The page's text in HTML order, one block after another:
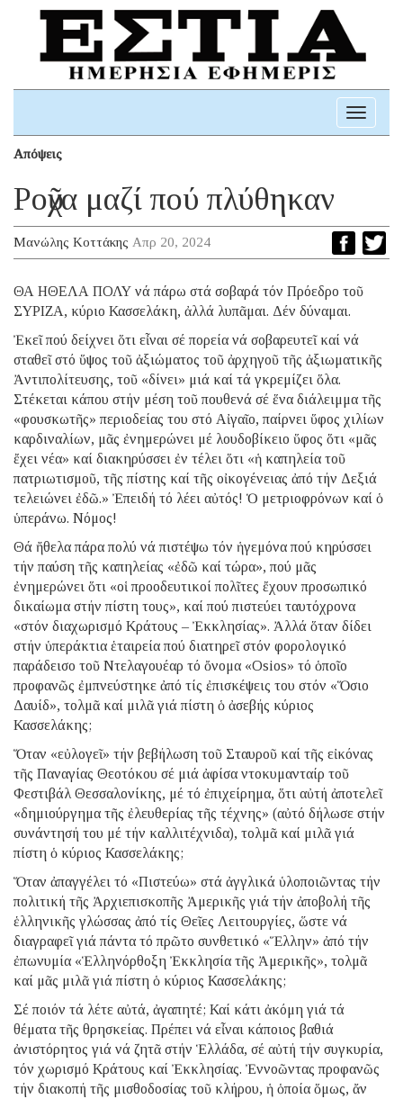
Toggle
Απόψεις
Ροῦχα μαζί πού πλύθηκαν
Μανώλης Κοττάκης Απρ 20, 2024
ΘΑ ΗΘΕΛΑ ΠΟΛΥ νά πάρω στά σοβαρά τόν Πρόεδρο τοῦ
ΣΥΡΙΖΑ, κύριο Κασσελάκη, ἀλλά λυπᾶμαι. Δέν δύναμαι.
Ἐκεῖ πού δείχνει ὅτι εἶναι σέ πορεία νά σοβαρευτεῖ καί νά
σταθεῖ στό ὕψος τοῦ ἀξιώματος τοῦ ἀρχηγοῦ τῆς ἀξιωματικῆς
Ἀντιπολίτευσης, τοῦ «δίνει» μιά καί τά γκρεμίζει ὅλα.
Στέκεται κάπου στήν μέση τοῦ πουθενά σέ ἕνα διάλειμμα τῆς
«φουσκωτῆς» περιοδείας του στό Αἰγαῖο, παίρνει ὕφος χιλίων
καρδιναλίων, μᾶς ἐνημερώνει μέ λουδοβίκειο ὕφος ὅτι «μᾶς
ἔχει νέα» καί διακηρύσσει ἐν τέλει ὅτι «ἡ καπηλεία τοῦ
πατριωτισμοῦ, τῆς πίστης καί τῆς οἰκογένειας ἀπό τήν Δεξιά
τελειώνει ἐδῶ.» Ἐπειδή τό λέει αὐτός! Ὁ μετριοφρόνων καί ὁ
ὑπεράνω. Νόμος!
Θά ἤθελα πάρα πολύ νά πιστέψω τόν ἡγεμόνα πού κηρύσσει
τήν παύση τῆς καπηλείας «ἐδῶ καί τώρα», πού μᾶς
ἐνημερώνει ὅτι «οἱ προοδευτικοί πολῖτες ἔχουν προσωπικό
δικαίωμα στήν πίστη τους», καί πού πιστεύει ταυτόχρονα
«στόν διαχωρισμό Κράτους – Ἐκκλησίας». Ἀλλά ὅταν δίδει
στήν ὑπεράκτια ἑταιρεία πού διατηρεῖ στόν φορολογικό
παράδεισο τοῦ Ντελαγουέαρ τό ὄνομα «Osios» τό ὁποῖο
προφανῶς ἐμπνεύστηκε ἀπό τίς ἐπισκέψεις του στόν «Ὅσιο
Δαυίδ», τολμᾶ καί μιλᾶ γιά πίστη ὁ ἀσεβής κύριος
Κασσελάκης;
Ὅταν «εὐλογεῖ» τήν βεβήλωση τοῦ Σταυροῦ καί τῆς εἰκόνας
τῆς Παναγίας Θεοτόκου σέ μιά ἀφίσα ντοκυμανταίρ τοῦ
Φεστιβάλ Θεσσαλονίκης, μέ τό ἐπιχείρημα, ὅτι αὐτή ἀποτελεῖ
«δημιούργημα τῆς ἐλευθερίας τῆς τέχνης» (αὐτό δήλωσε στήν
συνάντησή του μέ τήν καλλιτέχνιδα), τολμᾶ καί μιλᾶ γιά
πίστη ὁ κύριος Κασσελάκης;
Ὅταν ἀπαγγέλει τό «Πιστεύω» στά ἀγγλικά ὑλοποιῶντας τήν
πολιτική τῆς Ἀρχιεπισκοπῆς Ἀμερικῆς γιά τήν ἀποβολή τῆς
ἑλληνικῆς γλώσσας ἀπό τίς Θεῖες Λειτουργίες, ὥστε νά
διαγραφεῖ γιά πάντα τό πρῶτο συνθετικό «Ἕλλην» ἀπό τήν
ἐπωνυμία «Ἑλληνόρθοξη Ἐκκλησία τῆς Ἀμερικῆς», τολμᾶ
καί μᾶς μιλᾶ γιά πίστη ὁ κύριος Κασσελάκης;
Σέ ποιόν τά λέτε αὐτά, ἀγαπητέ; Καί κάτι ἀκόμη γιά τά
θέματα τῆς θρησκείας. Πρέπει νά εἶναι κάποιος βαθιά
ἀνιστόρητος γιά νά ζητᾶ στήν Ἑλλάδα, σέ αὐτή τήν συγκυρία,
τόν χωρισμό Κράτους καί Ἐκκλησίας. Ἐννοῶντας προφανῶς
τήν διακοπή τῆς μισθοδοσίας τοῦ κλήρου, ἡ ὁποία ὅμως, ἄν